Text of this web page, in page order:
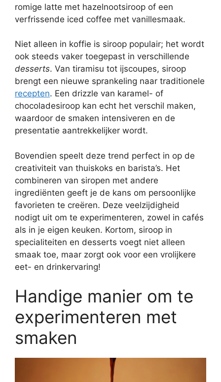
romige latte met hazelnootsiroop of een
verfrissende iced coffee met vanillesmaak.
Niet alleen in koffie is siroop populair; het wordt
ook steeds vaker toegepast in verschillende
desserts. Van tiramisu tot ijscoupes, siroop
brengt een nieuwe sprankeling naar traditionele
recepten. Een drizzle van karamel- of
chocoladesiroop kan echt het verschil maken,
waardoor de smaken intensiveren en de
presentatie aantrekkelijker wordt.
Bovendien speelt deze trend perfect in op de
creativiteit van thuiskoks en barista’s. Het
combineren van siropen met andere
ingrediënten geeft je de kans om persoonlijke
favorieten te creëren. Deze veelzijdigheid
nodigt uit om te experimenteren, zowel in cafés
als in je eigen keuken. Kortom, siroop in
specialiteiten en desserts voegt niet alleen
smaak toe, maar zorgt ook voor een vrolijkere
eet- en drinkervaring!
Handige manier om te
experimenteren met
smaken